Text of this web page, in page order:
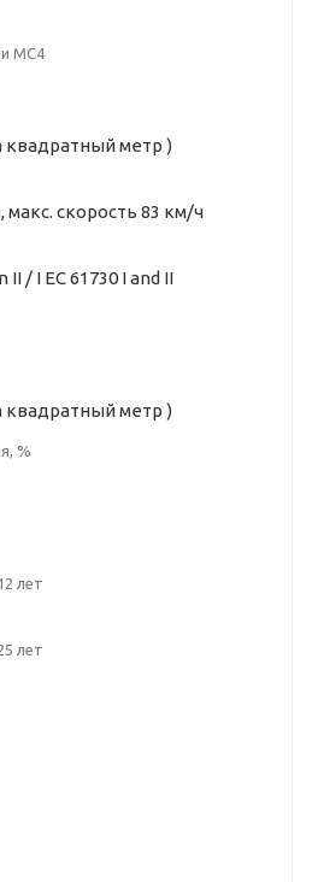
MC4
квадратный метр )
скорость 83 км/ч
II / I EC 61730 I and II
квадратный метр )
%
лет
лет